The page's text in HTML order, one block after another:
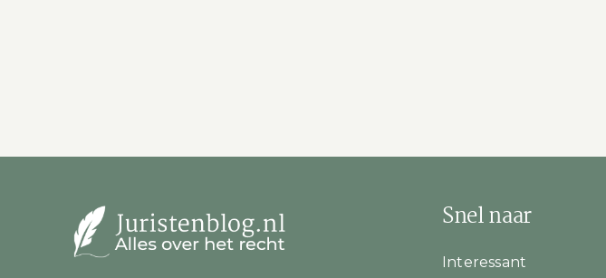
Snel naar
Interessant